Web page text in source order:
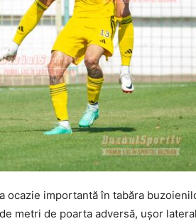
ocazie importantă în tabăra
metri de poarta adversă, uşor